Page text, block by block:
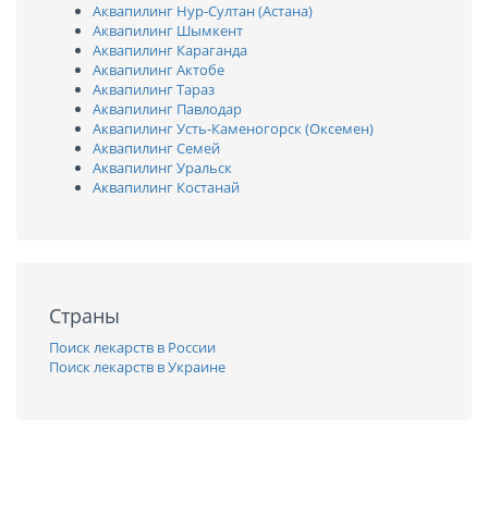
Аквапилинг Нур-Султан (Астана)
Аквапилинг Шымкент
Аквапилинг Караганда
Аквапилинг Актобе
Аквапилинг Тараз
Аквапилинг Павлодар
Аквапилинг Усть-Каменогорск (Оксемен)
Аквапилинг Семей
Аквапилинг Уральск
Аквапилинг Костанай
Страны
Поиск лекарств в России
Поиск лекарств в Украине